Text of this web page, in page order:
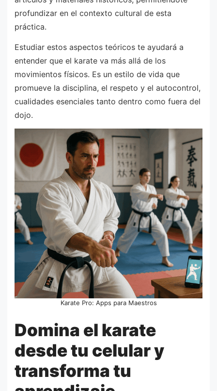
profundizar en el contexto cultural de esta
práctica.
Estudiar estos aspectos teóricos te ayudará a
entender que el karate va más allá de los
movimientos físicos. Es un estilo de vida que
promueve la disciplina, el respeto y el autocontrol,
cualidades esenciales tanto dentro como fuera del
dojo.
Karate Pro: Apps para Maestros
Domina el karate
desde tu celular y
transforma tu